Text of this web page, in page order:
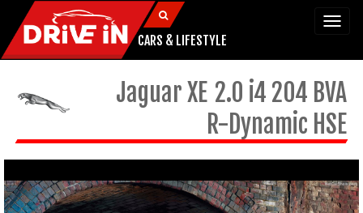
CARS & LIFESTYLE
Jaguar XE 2.0 i4 204 BVA
R-Dynamic HSE